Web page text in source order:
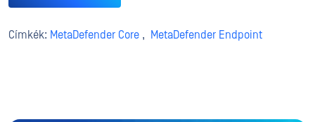
Címkék: MetaDefender Core , MetaDefender Endpoint